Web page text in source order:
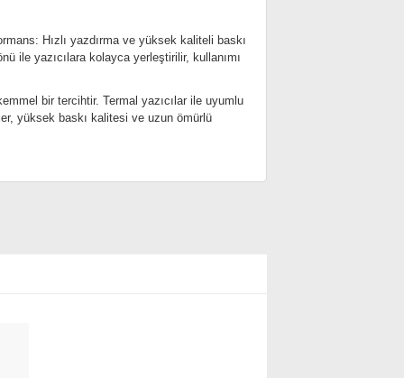
Hızlı yazdırma ve yüksek kaliteli baskı
ile yazıcılara kolayca yerleştirilir, kullanımı
bir tercihtir. Termal yazıcılar ile uyumlu
yüksek baskı kalitesi ve uzun ömürlü